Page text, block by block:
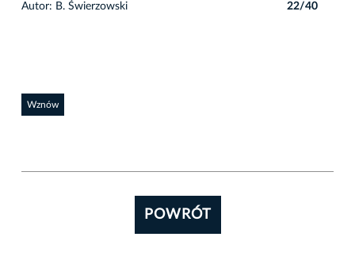
Autor: B. Świerzowski 22/40
Wznów
POWRÓT